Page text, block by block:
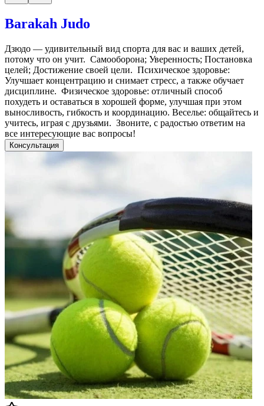
Barakah Judo
Дзюдо — удивительный вид спорта для вас и ваших детей,
потому что он учит. Самооборона; Уверенность; Постановка
целей; Достижение своей цели. Психическое здоровье:
Улучшает концентрацию и снимает стресс, а также обучает
дисциплине. ​ Физическое здоровье: отличный способ
похудеть и оставаться в хорошей форме, улучшая при этом
выносливость, гибкость и координацию. Веселье: общайтесь и
учитесь, играя с друзьями. Звоните, с радостью ответим на
все интересующие вас вопросы!
Консультация